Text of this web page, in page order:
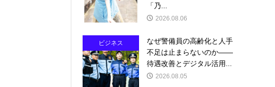
「乃...
2026.08.06
ビジネス
なぜ警備員の高齢化と人手
不足は止まらないのか――
待遇改善とデジタル活用...
2026.08.05